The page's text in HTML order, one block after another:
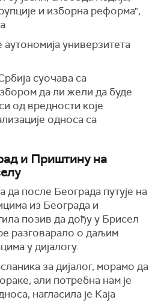
и изборна реформа",
аутономија универзитета
суочава са
да ли жели да буде
од вредности које
односа са
и Приштину на
да после Београда путује на
из Београда и
позив да дођу у Брисел
разговарало о даљим
у дијалогу.
за дијалог, морамо да
али потребна нам је
нагласила је Каја